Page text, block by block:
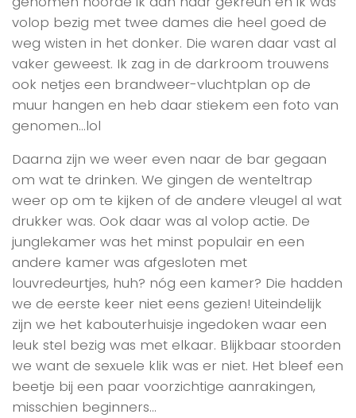
volop bezig met twee dames die heel goed de
weg wisten in het donker. Die waren daar vast al
vaker geweest. Ik zag in de darkroom trouwens
ook netjes een brandweer-vluchtplan op de
muur hangen en heb daar stiekem een foto van
genomen…lol
Daarna zijn we weer even naar de bar gegaan
om wat te drinken. We gingen de wenteltrap
weer op om te kijken of de andere vleugel al wat
drukker was. Ook daar was al volop actie. De
junglekamer was het minst populair en een
andere kamer was afgesloten met
louvredeurtjes, huh? nóg een kamer? Die hadden
we de eerste keer niet eens gezien! Uiteindelijk
zijn we het kabouterhuisje ingedoken waar een
leuk stel bezig was met elkaar. Blijkbaar stoorden
we want de sexuele klik was er niet. Het bleef een
beetje bij een paar voorzichtige aanrakingen,
misschien beginners…